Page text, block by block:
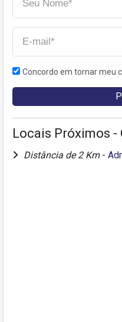
Concordo em tornar meu
Locais Próximos -
Distância de 2 Km -